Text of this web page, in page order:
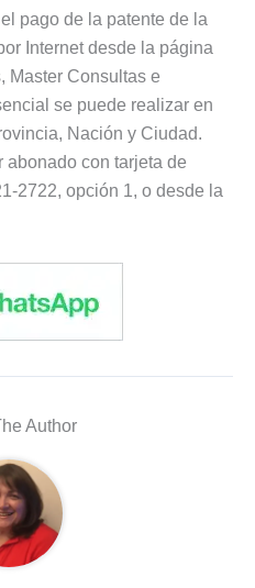
pago de la patente de la
Internet desde la página
Master Consultas e
se puede realizar en
Nación y Ciudad.
abonado con tarjeta de
2722, opción 1, o desde la
Author